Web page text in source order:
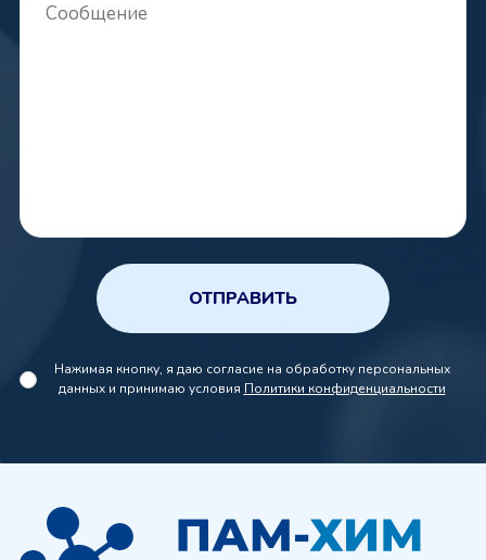
ОТПРАВИТЬ
Нажимая кнопку, я даю согласие на обработку персональных
данных и принимаю условия Политики конфиденциальности